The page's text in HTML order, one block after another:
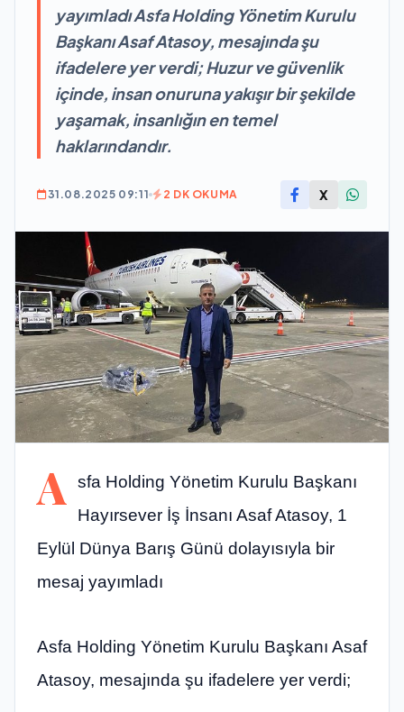
yayımladı Asfa Holding Yönetim Kurulu
Başkanı Asaf Atasoy, mesajında şu
ifadelere yer verdi; Huzur ve güvenlik
içinde, insan onuruna yakışır bir şekilde
yaşamak, insanlığın en temel
haklarındandır.
31.08.2025 09:11 2 DK OKUMA X
A
sfa Holding Yönetim Kurulu Başkanı
Hayırsever İş İnsanı Asaf Atasoy, 1
Eylül Dünya Barış Günü dolayısıyla bir
mesaj yayımladı
Asfa Holding Yönetim Kurulu Başkanı Asaf
Atasoy, mesajında şu ifadelere yer verdi;